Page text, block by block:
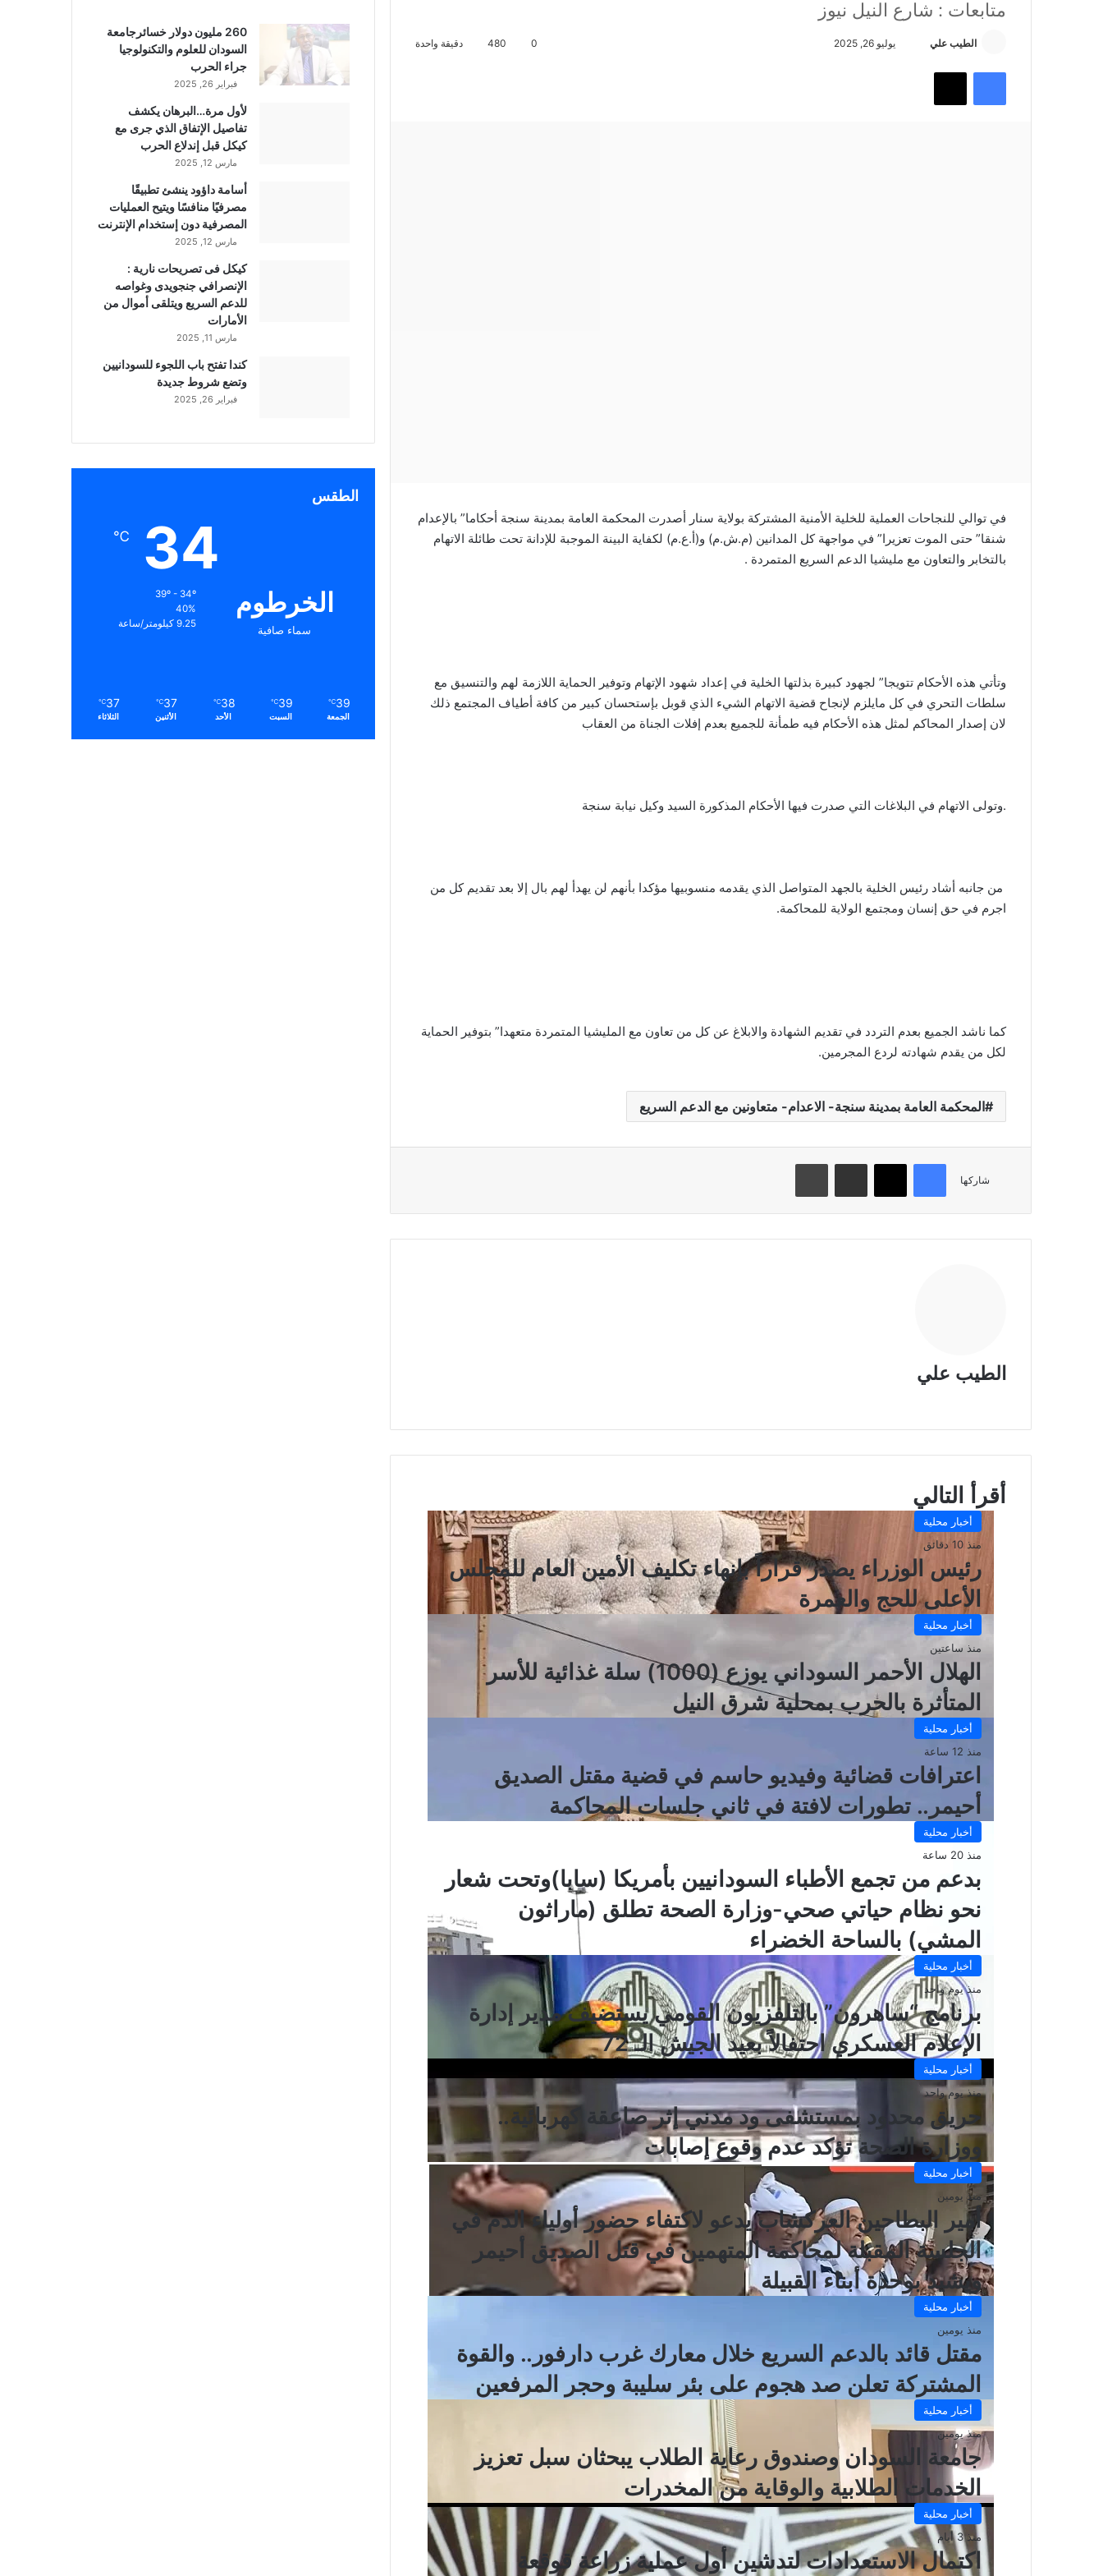
متابعات : شارع النيل نيوز
الطيب علي يوليو 26, 2025 0
480 دقيقة واحدة
فيسبوك تويتر
في توالي للنجاحات العملية للخلية الأمنية المشتركة بولاية سنار أصدرت المحكمة العامة بمدينة سنجة أحكاما” بالإعدام
شنقا” حتى الموت تعزيرا” في مواجهة كل المدانين (م.ش.م) و(أ.ع.م) لكفاية البينة الموجبة للإدانة تحت طائلة الاتهام
بالتخابر والتعاون مع مليشيا الدعم السريع المتمردة .
وتأتي هذه الأحكام تتويجا” لجهود كبيرة بذلتها الخلية في إعداد شهود الإتهام وتوفير الحماية اللازمة لهم والتنسيق مع
سلطات التحري في كل مايلزم لإنجاح قضية الاتهام الشيء الذي قوبل بإستحسان كبير من كافة أطياف المجتمع ذلك
لان إصدار المحاكم لمثل هذه الأحكام فيه طمأنة للجميع بعدم إفلات الجناة من العقاب
.وتولى الاتهام في البلاغات التي صدرت فيها الأحكام المذكورة السيد وكيل نيابة سنجة
من جانبه أشاد رئيس الخلية بالجهد المتواصل الذي يقدمه منسوبيها مؤكدا بأنهم لن يهدأ لهم بال إلا بعد تقديم كل من
اجرم في حق إنسان ومجتمع الولاية للمحاكمة.
كما ناشد الجميع بعدم التردد في تقديم الشهادة والابلاغ عن كل من تعاون مع المليشيا المتمردة متعهدا” بتوفير الحماية
لكل من يقدم شهادته لردع المجرمين.
المحكمة العامة بمدينة سنجة- الاعدام- متعاونين مع الدعم السريع
شاركها
فيسبوك تويتر مشاركة عبر البريد طباعة
الطيب علي
أقرأ التالي
أخبار محلية
منذ 10 دقائق
رئيس الوزراء يصدر قراراً بإنهاء تكليف الأمين العام للمجلس
الأعلى للحج والعمرة
أخبار محلية
منذ ساعتين
الهلال الأحمر السوداني يوزع (1000) سلة غذائية للأسر
المتأثرة بالحرب بمحلية شرق النيل
أخبار محلية
منذ 12 ساعة
اعترافات قضائية وفيديو حاسم في قضية مقتل الصديق
أحيمر.. تطورات لافتة في ثاني جلسات المحاكمة
أخبار محلية
منذ 20 ساعة
بدعم من تجمع الأطباء السودانيين بأمريكا (سابا)وتحت شعار
نحو نظام حياتي صحي-وزارة الصحة تطلق (ماراثون
المشي) بالساحة الخضراء
أخبار محلية
منذ يوم واحد
برنامج “ساهرون” بالتلفزيون القومي يستضيف مدير إدارة
الإعلام العسكري احتفالاً بعيد الجيش الـ 72
أخبار محلية
منذ يوم واحد
حريق محدود بمستشفى ود مدني إثر صاعقة كهربائية..
ووزارة الصحة تؤكد عدم وقوع إصابات
أخبار محلية
منذ يومين
أمير البطاحين العركشاب يدعو لاكتفاء حضور أولياء الدم في
الجلسة المقبلة لمحاكمة المتهمين في قتل الصديق أحيمر
ويشيد بوحدة أبناء القبيلة
أخبار محلية
منذ يومين
مقتل قائد بالدعم السريع خلال معارك غرب دارفور.. والقوة
المشتركة تعلن صد هجوم على بئر سليبة وحجر المرفعين
أخبار محلية
منذ يومين
جامعة السودان وصندوق رعاية الطلاب يبحثان سبل تعزيز
الخدمات الطلابية والوقاية من المخدرات
أخبار محلية
منذ 3 أيام
اكتمال الاستعدادات لتدشين أول عملية زراعة قوقعة
260 مليون دولار خسائرجامعة
السودان للعلوم والتكنولوجيا
جراء الحرب
فبراير 26, 2025
لأول مرة…البرهان يكشف
تفاصيل الإتفاق الذي جرى مع
كيكل قبل إندلاع الحرب
مارس 12, 2025
أسامة داؤود ينشئ تطبيقًا
مصرفيًا منافسًا ويتيح العمليات
المصرفية دون إستخدام الإنترنت
مارس 12, 2025
كيكل فى تصريحات نارية :
الإنصرافي جنجويدى وغواصه
للدعم السريع ويتلقى أموال من
الأمارات
مارس 11, 2025
كندا تفتح باب اللجوء للسودانيين
وتضع شروط جديدة
فبراير 26, 2025
الطقس
الخرطوم
سماء صافية
34
℃
39º - 34º
40%
9.25 كيلومتر/ساعة
39
℃
الجمعة
39
℃
السبت
38
℃
الأحد
37
℃
الأثنين
37
℃
الثلاثاء